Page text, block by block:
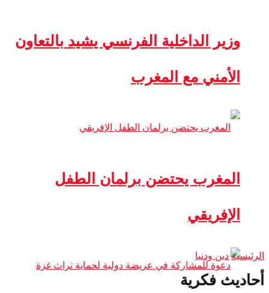
وزير الداخلية الفرنسي يشيد بالتعاون
الأمني مع المغرب
المغرب يحتضن برلمان الطفل
الإفريقي
الرئيسية دين ودنيا
أحاديث فكرية